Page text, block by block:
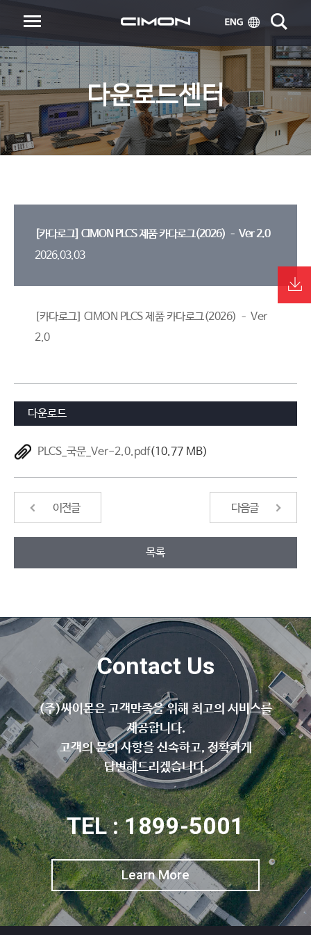
다운로드센터
[카다로그] CIMON PLCS 제품 카다로그(2026) – Ver 2.0
2026.03.03
[카다로그] CIMON PLCS 제품 카다로그(2026) – Ver
2.0
다운로드
PLCS_국문_Ver-2.0.pdf(10.77 MB)
이전글 다음글
목록
Contact Us
(주)싸이몬은 고객만족을 위해 최고의 서비스를
제공합니다.
고객의 문의 사항을 신속하고, 정확하게
답변해드리겠습니다.
TEL : 1899-5001
Learn More